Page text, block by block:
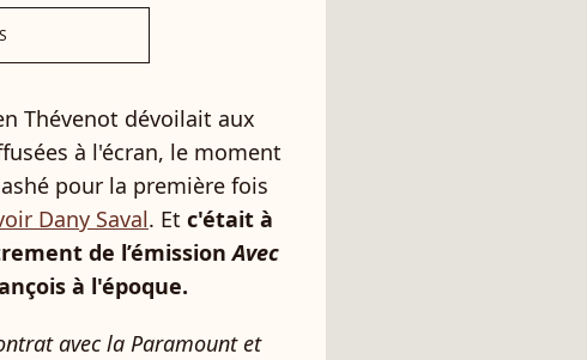
Thévenot dévoilait aux
à l'écran, le moment
pour la première fois
Dany Saval. Et c'était à
de l’émissionAvec
à l'époque.
avec la Paramount et